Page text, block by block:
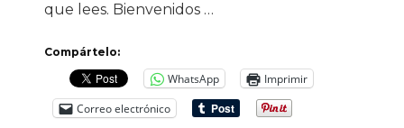
que lees. Bienvenidos …
Compártelo:
WhatsApp
Imprimir
Correo electrónico